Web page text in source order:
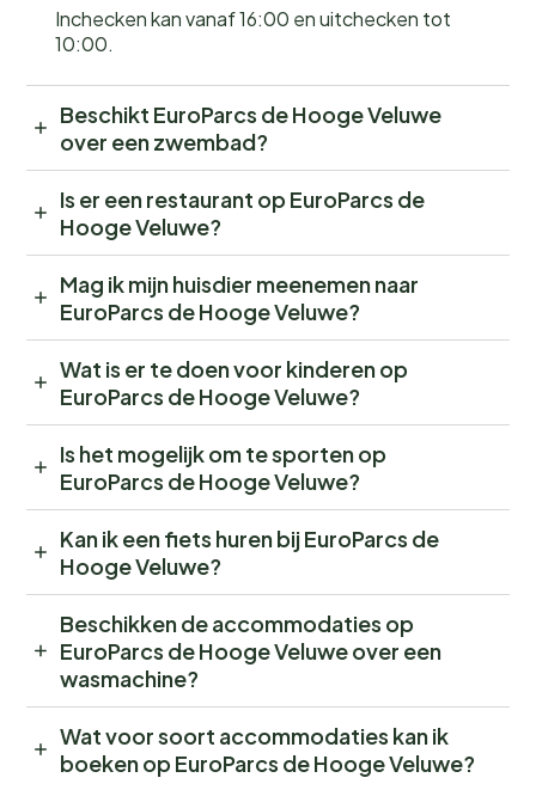
Inchecken kan vanaf 16:00 en uitchecken tot
10:00.
Beschikt EuroParcs de Hooge Veluwe
over een zwembad?
Is er een restaurant op EuroParcs de
Hooge Veluwe?
Mag ik mijn huisdier meenemen naar
EuroParcs de Hooge Veluwe?
Wat is er te doen voor kinderen op
EuroParcs de Hooge Veluwe?
Is het mogelijk om te sporten op
EuroParcs de Hooge Veluwe?
Kan ik een fiets huren bij EuroParcs de
Hooge Veluwe?
Beschikken de accommodaties op
EuroParcs de Hooge Veluwe over een
wasmachine?
Wat voor soort accommodaties kan ik
boeken op EuroParcs de Hooge Veluwe?